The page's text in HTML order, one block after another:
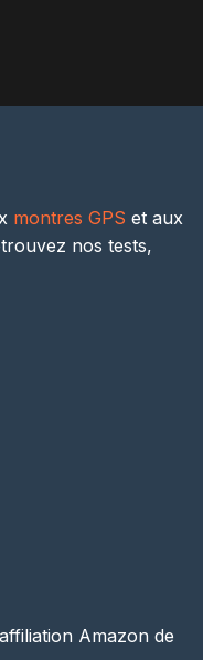
montres GPS et aux
nos tests,
Amazon de